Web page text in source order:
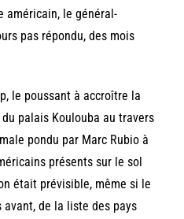
américain, le général-
pas répondu, des mois
le poussant à accroître la
palais Koulouba au travers
pondu par Marc Rubio à
présents sur le sol
était prévisible, même si le
de la liste des pays